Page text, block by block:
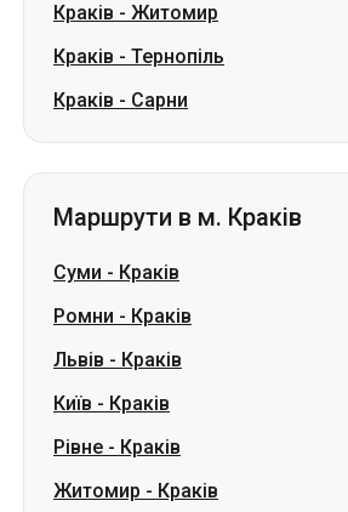
Краків - Житомир
Краків - Тернопіль
Краків - Сарни
Маршрути в м. Краків
Суми - Краків
Ромни - Краків
Львів - Краків
Київ - Краків
Рівне - Краків
Житомир - Краків